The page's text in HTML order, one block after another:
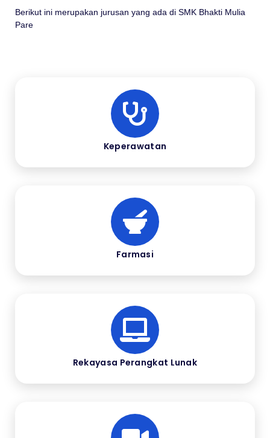
Berikut ini merupakan jurusan yang ada di SMK Bhakti Mulia
Pare
Keperawatan
Farmasi
Rekayasa Perangkat Lunak